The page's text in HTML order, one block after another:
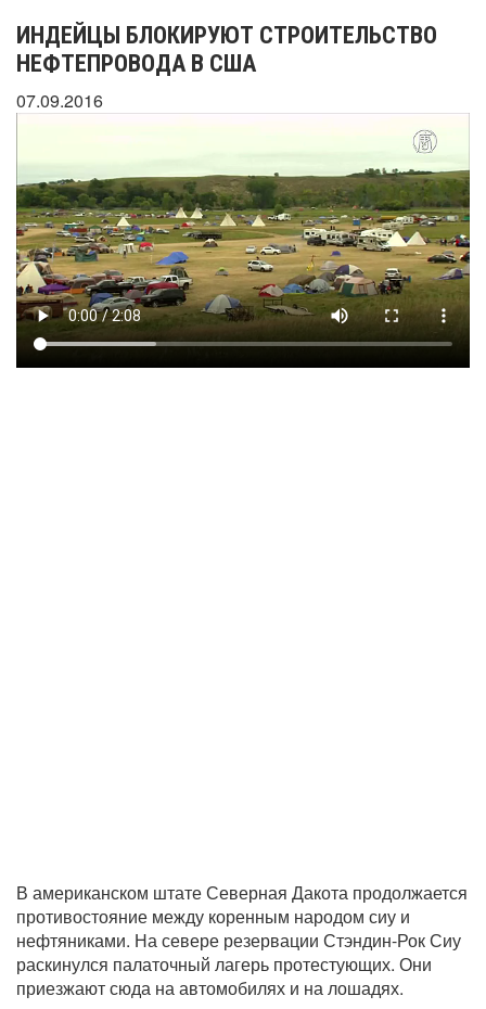
ИНДЕЙЦЫ БЛОКИРУЮТ СТРОИТЕЛЬСТВО
НЕФТЕПРОВОДА В США
07.09.2016
В американском штате Северная Дакота продолжается
противостояние между коренным народом сиу и
нефтяниками. На севере резервации Стэндин-Рок Сиу
раскинулся палаточный лагерь протестующих. Они
приезжают сюда на автомобилях и на лошадях.